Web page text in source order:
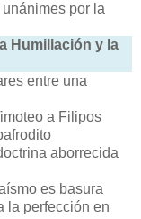
por la
Humillación y la
entre una
a Filipos
aborrecida
es basura
la perfección en